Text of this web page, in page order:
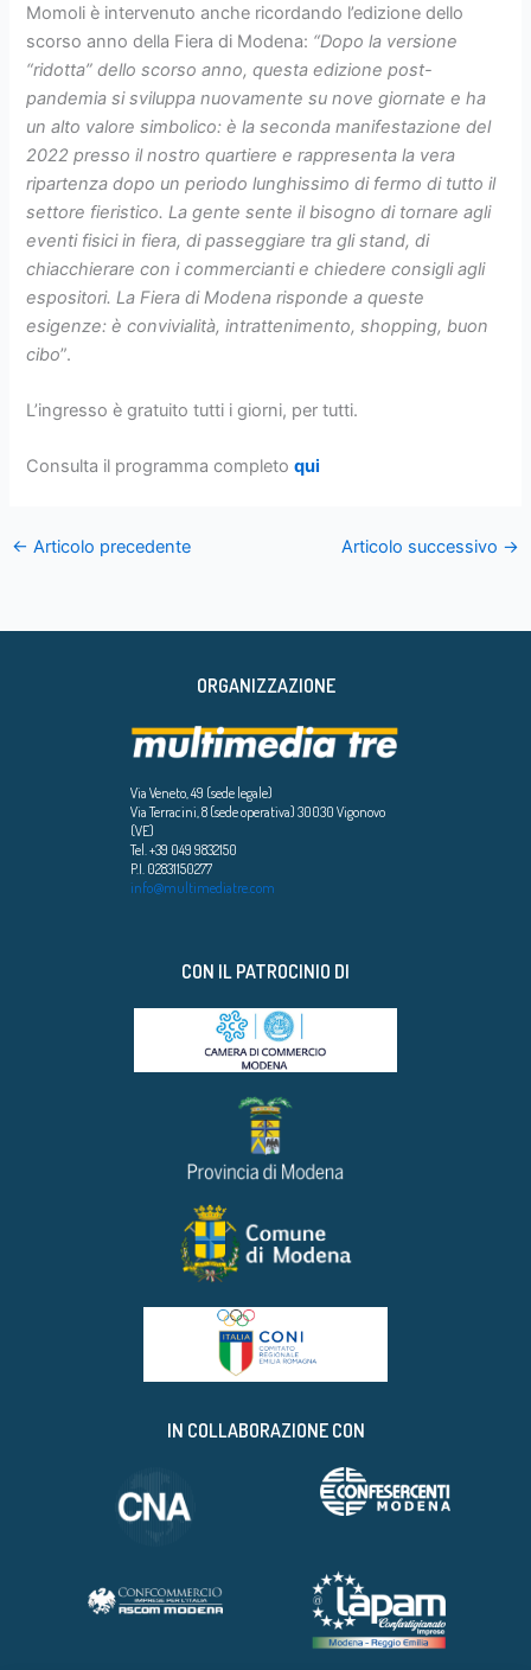
Momoli è intervenuto anche ricordando l’edizione dello
scorso anno della Fiera di Modena: “Dopo la versione
“ridotta” dello scorso anno, questa edizione post-
pandemia si sviluppa nuovamente su nove giornate e ha
un alto valore simbolico: è la seconda manifestazione del
2022 presso il nostro quartiere e rappresenta la vera
ripartenzadopo un periodo lunghissimo di fermo di tutto il
settore fieristico. La gente sente il bisogno di tornare agli
eventi fisici in fiera, di passeggiare tra gli stand, di
chiacchierare con i commercianti e chiedere consigli agli
espositori. La Fiera di Modena risponde a queste
esigenze: è convivialità, intrattenimento, shopping, buon
cibo”.
L’ingresso è gratuito tutti i giorni, per tutti.
Consulta il programma completoqui
← Articolo precedente Articolo successivo →
ORGANIZZAZIONE
Via Veneto, 49 (sede legale)
Via Terracini, 8 (sede operativa) 30030 Vigonovo
(VE)
Tel. +39 049 9832150
P.I. 02831150277
info@multimediatre.com
CON IL PATROCINIO DI
IN COLLABORAZIONE CON